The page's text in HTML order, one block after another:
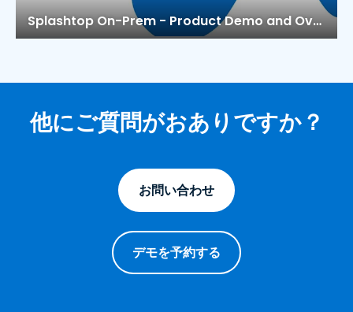
Splashtop On-Prem - Product Demo and Overview
他にご質問がおありですか？
お問い合わせ
デモを予約する